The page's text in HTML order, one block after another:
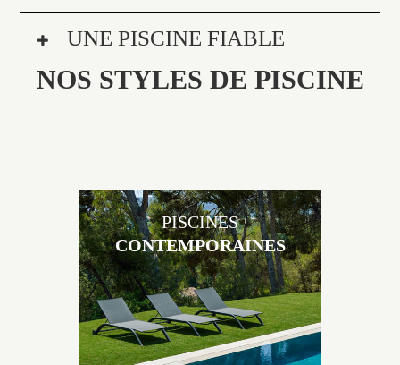
UNE PISCINE FIABLE
NOS STYLES DE PISCINE
Les piscines en béton contemporaines Jacques
Brens sont uniques grâce au large choix de
matériaux et de revêtements et les nombreuses
PISCINES
CONTEMPORAINES